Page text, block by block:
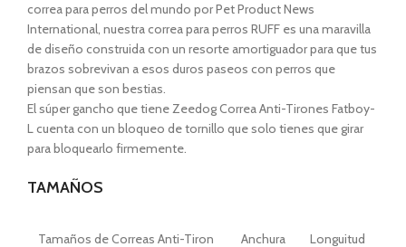
correa para perros del mundo por Pet Product News
International, nuestra correa para perros RUFF es una maravilla
de diseño construida con un resorte amortiguador para que tus
brazos sobrevivan a esos duros paseos con perros que
piensan que son bestias.
El súper gancho que tiene Zeedog Correa Anti-Tirones Fatboy-
L cuenta con un bloqueo de tornillo que solo tienes que girar
para bloquearlo firmemente.
TAMAÑOS
Tamaños de Correas Anti-Tiron Anchura Longuitud